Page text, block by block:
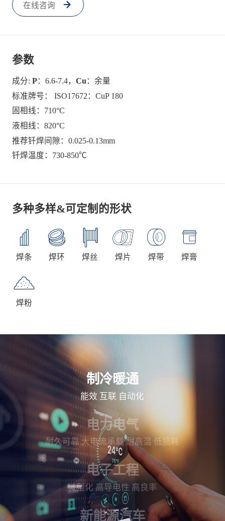
在线咨询
参数
成分: P：6.6-7.4， Cu：余量
标准牌号： ISO17672：CuP 180
固相线：710°C
液相线：820°C
推荐钎焊间隙：0.025-0.13mm
钎焊温度：730-850℃
多种多样&可定制的形状
焊条 焊环 焊丝 焊片 焊带 焊膏
焊粉
制冷暖通
能效 互联 自动化
电力电气
耐久可靠 大电流承载 耐高温 低损耗
电子工程
微型化 高导电性 高良率
新能源汽车